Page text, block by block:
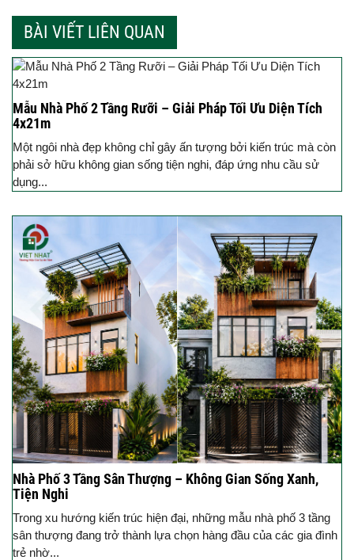
BÀI VIẾT LIÊN QUAN
Mẫu Nhà Phố 2 Tầng Rưỡi – Giải Pháp Tối Ưu Diện Tích
4x21m
Một ngôi nhà đẹp không chỉ gây ấn tượng bởi kiến trúc mà còn
phải sở hữu không gian sống tiện nghi, đáp ứng nhu cầu sử
dụng...
Nhà Phố 3 Tầng Sân Thượng – Không Gian Sống Xanh,
Tiện Nghi
Trong xu hướng kiến trúc hiện đại, những mẫu nhà phố 3 tầng
sân thượng đang trở thành lựa chọn hàng đầu của các gia đình
trẻ nhờ...